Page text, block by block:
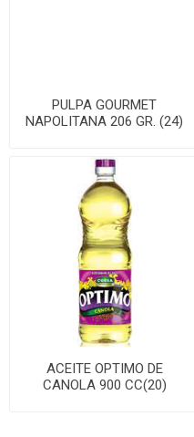
PULPA GOURMET
NAPOLITANA 206 GR. (24)
ACEITE OPTIMO DE
CANOLA 900 CC(20)